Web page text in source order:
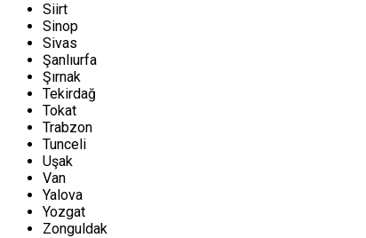
Siirt
Sinop
Sivas
Şanlıurfa
Şırnak
Tekirdağ
Tokat
Trabzon
Tunceli
Uşak
Van
Yalova
Yozgat
Zonguldak